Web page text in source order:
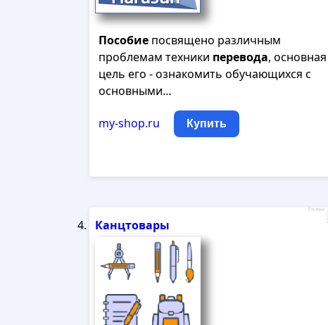
Пособие посвящено различным
проблемам техники перевода, основная
цель его - ознакомить обучающихся с
основными…
my-shop.ru Купить
Канцтовары
Реклама